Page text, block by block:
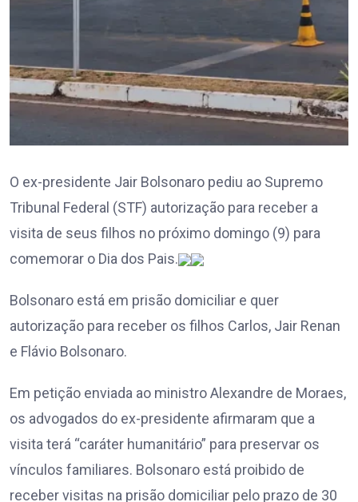
O ex-presidente Jair Bolsonaro pediu ao Supremo
Tribunal Federal (STF) autorização para receber a
visita de seus filhos no próximo domingo (9) para
comemorar o Dia dos Pais.
Bolsonaro está em prisão domiciliar e quer
autorização para receber os filhos Carlos, Jair Renan
e Flávio Bolsonaro.
Em petição enviada ao ministro Alexandre de Moraes,
os advogados do ex-presidente afirmaram que a
visita terá “caráter humanitário” para preservar os
vínculos familiares. Bolsonaro está proibido de
receber visitas na prisão domiciliar pelo prazo de 30